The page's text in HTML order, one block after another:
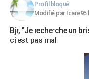
Profil bloqué
Modifié par Icare95
Bjr, "Je recherche un
ci est pas mal